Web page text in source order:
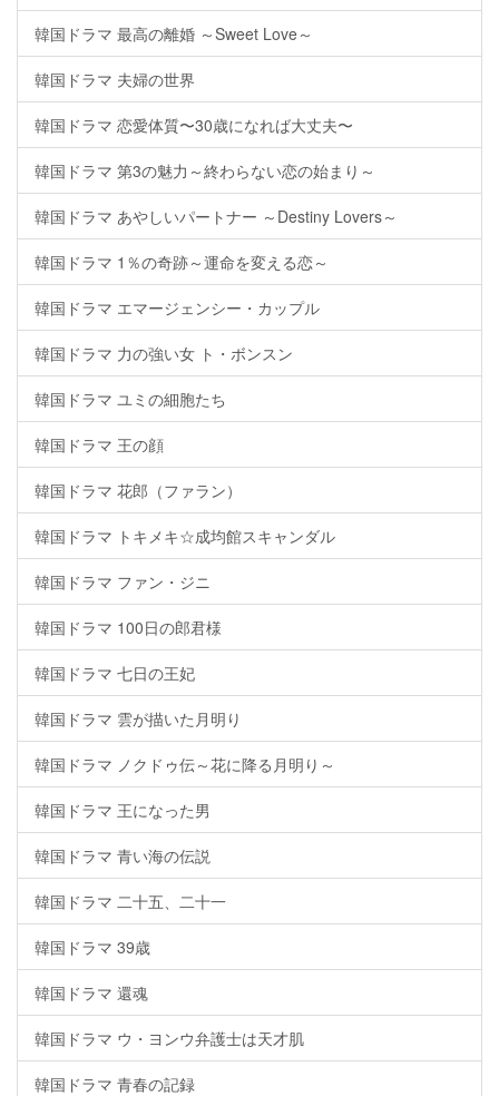
韓国ドラマ 最高の離婚 ～Sweet Love～
韓国ドラマ 夫婦の世界
韓国ドラマ 恋愛体質〜30歳になれば大丈夫〜
韓国ドラマ 第3の魅力～終わらない恋の始まり～
韓国ドラマ あやしいパートナー ～Destiny Lovers～
韓国ドラマ 1％の奇跡～運命を変える恋～
韓国ドラマ エマージェンシー・カップル
韓国ドラマ 力の強い女 ト・ボンスン
韓国ドラマ ユミの細胞たち
韓国ドラマ 王の顔
韓国ドラマ 花郎（ファラン）
韓国ドラマ トキメキ☆成均館スキャンダル
韓国ドラマ ファン・ジニ
韓国ドラマ 100日の郎君様
韓国ドラマ 七日の王妃
韓国ドラマ 雲が描いた月明り
韓国ドラマ ノクドゥ伝～花に降る月明り～
韓国ドラマ 王になった男
韓国ドラマ 青い海の伝説
韓国ドラマ 二十五、二十一
韓国ドラマ 39歳
韓国ドラマ 還魂
韓国ドラマ ウ・ヨンウ弁護士は天才肌
韓国ドラマ 青春の記録